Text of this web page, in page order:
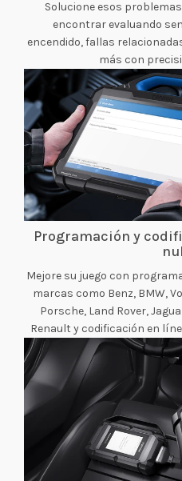
Solucione esos
encontrar evaluando
encendido, fallas
más con
Programación y
Mejore su juego con
marcas como Benz, BMW,
Porsche, Land Rover,
Renault y codificación en